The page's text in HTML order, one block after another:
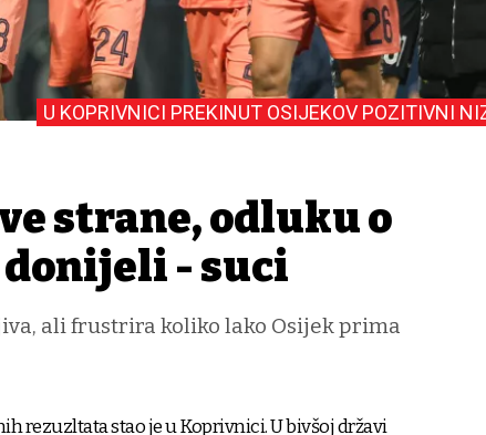
U KOPRIVNICI PREKINUT OSIJEKOV POZITIVNI
strane, odluku o
- suci
ali frustrira koliko lako Osijek prima
rezuzltata stao je u Koprivnici. U bivšoj državi